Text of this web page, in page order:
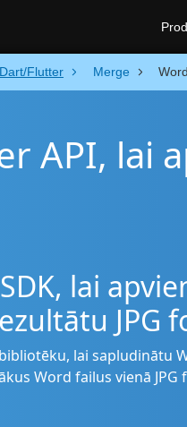
Dart/Flutter Merge
API, lai
lai
JPG
lai sapludinātu
Word failus vienā